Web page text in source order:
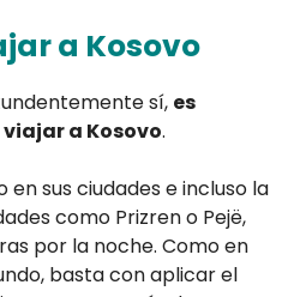
a Kosovo
sí, es
a Kosovo.
en sus ciudades e incluso la
como Prizren o Pejë,
por la noche. Como en
basta con aplicar el